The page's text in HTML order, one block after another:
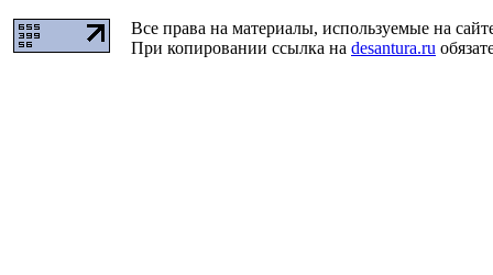
Все права на материалы, используемые на
При копировании ссылка на desantura.ru